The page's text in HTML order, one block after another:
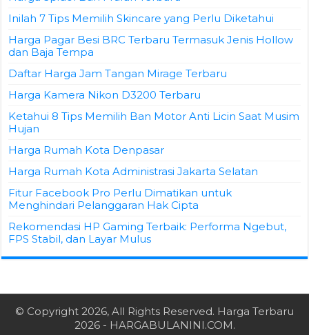
Inilah 7 Tips Memilih Skincare yang Perlu Diketahui
Harga Pagar Besi BRC Terbaru Termasuk Jenis Hollow
dan Baja Tempa
Daftar Harga Jam Tangan Mirage Terbaru
Harga Kamera Nikon D3200 Terbaru
Ketahui 8 Tips Memilih Ban Motor Anti Licin Saat Musim
Hujan
Harga Rumah Kota Denpasar
Harga Rumah Kota Administrasi Jakarta Selatan
Fitur Facebook Pro Perlu Dimatikan untuk
Menghindari Pelanggaran Hak Cipta
Rekomendasi HP Gaming Terbaik: Performa Ngebut,
FPS Stabil, dan Layar Mulus
© Copyright 2026, All Rights Reserved. Harga Terbaru
2026- HARGABULANINI.COM.